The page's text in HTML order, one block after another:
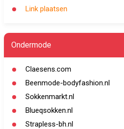
Link plaatsen
Ondermode
Claesens.com
Beenmode-bodyfashion.nl
Sokkenmarkt.nl
Blueqsokken.nl
Strapless-bh.nl